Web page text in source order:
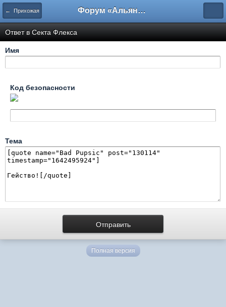
← Прихожая Форум «Альянса вольных переводчиков»
Ответ в Секта Флекса
Имя
Код безопасности
Тема
Полная версия